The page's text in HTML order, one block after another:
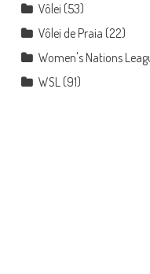
Vôlei (53)
Vôlei de Praia (22)
Women's Nations
WSL(91)